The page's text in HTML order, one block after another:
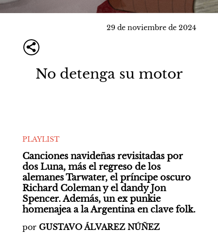
29 de noviembre de 2024
No detenga su motor
PLAYLIST
Canciones navideñas revisitadas por
dos Luna, más el regreso de los
alemanes Tarwater, el príncipe oscuro
Richard Coleman y el dandy Jon
Spencer. Además, un ex punkie
homenajea a la Argentina en clave folk.
por GUSTAVO ÁLVAREZ NÚÑEZ